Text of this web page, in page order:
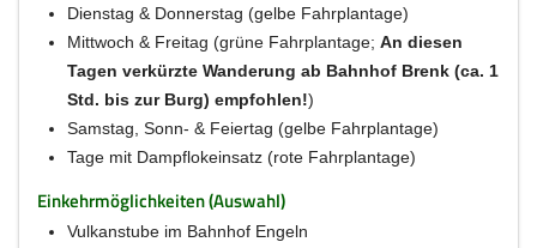
Dienstag & Donnerstag (gelbe Fahrplantage)
Mittwoch & Freitag (grüne Fahrplantage; An diesen
Tagen verkürzte Wanderung ab Bahnhof Brenk (ca. 1
Std. bis zur Burg) empfohlen!)
Samstag, Sonn- & Feiertag (gelbe Fahrplantage)
Tage mit Dampflokeinsatz (rote Fahrplantage)
Einkehrmöglichkeiten (Auswahl)
Vulkanstube im Bahnhof Engeln